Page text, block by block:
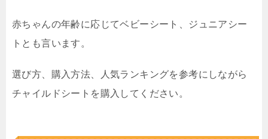
赤ちゃんの年齢に応じてベビーシート、ジュニアシー
トとも言います。
選び方、購入方法、人気ランキングを参考にしながら
チャイルドシートを購入してください。